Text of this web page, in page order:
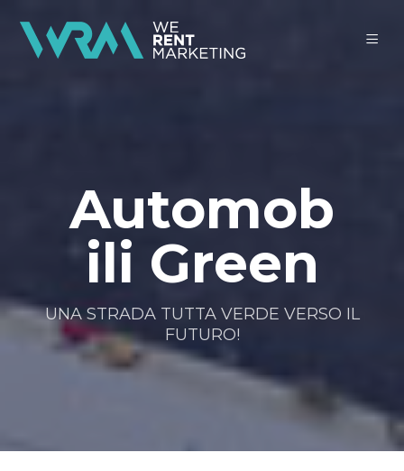
Automob
ili Green
UNA STRADA TUTTA VERDE VERSO IL
FUTURO!